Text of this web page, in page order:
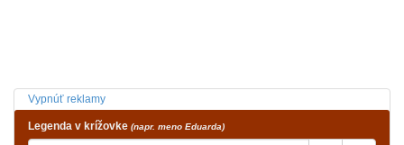
Vypnúť reklamy
Legenda v krížovke (napr. meno Eduarda)